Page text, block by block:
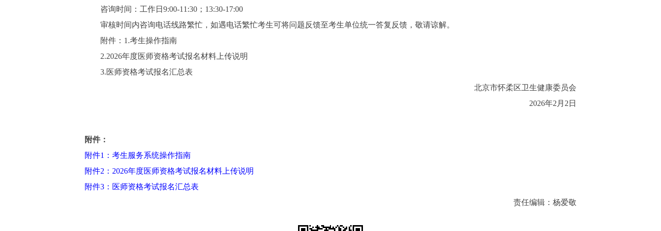
咨询时间：工作日9:00-11:30；13:30-17:00
审核时间内咨询电话线路繁忙，如遇电话繁忙考生可将问题反馈至考生单位统一答复反馈，敬请谅解。
附件：1.考生操作指南
2.2026年度医师资格考试报名材料上传说明
3.医师资格考试报名汇总表
北京市怀柔区卫生健康委员会
2026年2月2日
附件：
附件1：考生服务系统操作指南
附件2：2026年度医师资格考试报名材料上传说明
附件3：医师资格考试报名汇总表
责任编辑：杨爱敬